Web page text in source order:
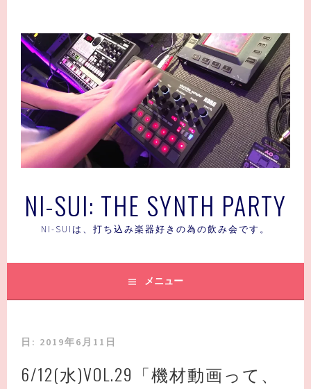
NI-SUI: THE SYNTH PARTY
NI-SUIは、打ち込み楽器好きの為の飲み会です。
メニュー
日: 2019年6月11日
6/12(水)VOL.29「機材動画って、